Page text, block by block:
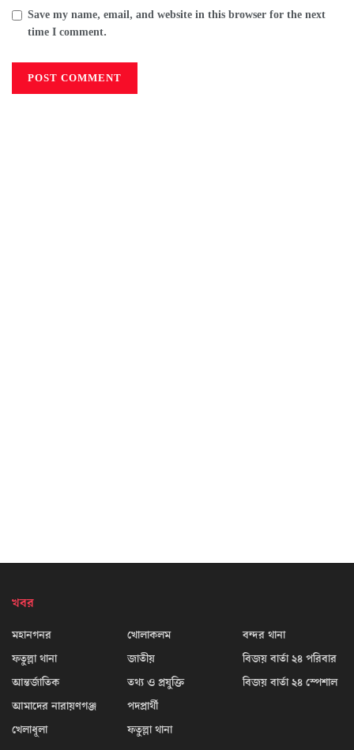
Save my name, email, and website in this browser for the next
time I comment.
খবর
মহানগনর
ফতুল্লা থানা
আন্তর্জাতিক
আমাদের নারায়ণগঞ্জ
খেলাধূলা
খোলাকলম
জাতীয়
তথ্য ও প্রযুক্তি
পদপ্রার্থী
ফতুল্লা থানা
বন্দর থানা
বিজয় বার্তা ২৪ পরিবার
বিজয় বার্তা ২৪ স্পেশাল